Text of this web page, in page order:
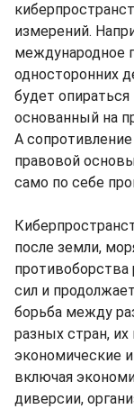
измерений.
международное
односторонних
будет
основанный на
А
правовой
само по себе
после земли,
противоборства
сил и
борьба между
разных стран,
экономические
включая
диверсии,